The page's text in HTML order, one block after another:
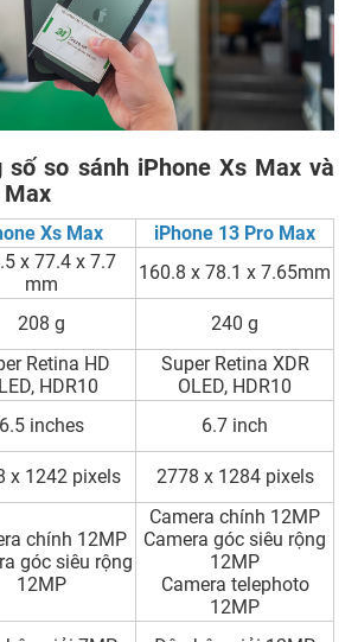
số so sánh iPhone Xs Max và
Max
Xs Max
iPhone 13 Pro Max
x 77.4 x 7.7
mm
160.8 x 78.1 x 7.65mm
208 g 240 g
Retina HD
HDR10
Super Retina XDR
OLED, HDR10
6.5 inches
6.7 inch
x 1242 pixels 2778 x 1284 pixels
chính 12MP
góc siêu rộng
12MP
Camera chính 12MP
Camera góc siêu rộng
12MP
Camera telephoto
12MP